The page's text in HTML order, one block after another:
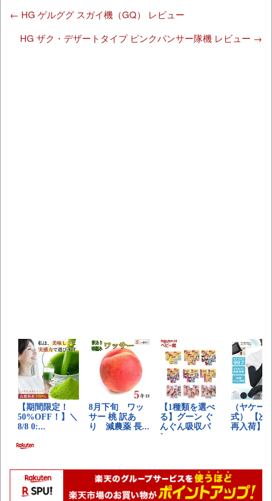
← HG ゲルググ スガイ機（GQ） レビュー
HG ザク・デザートタイプ ピンクパンサー隊機 レビュー →